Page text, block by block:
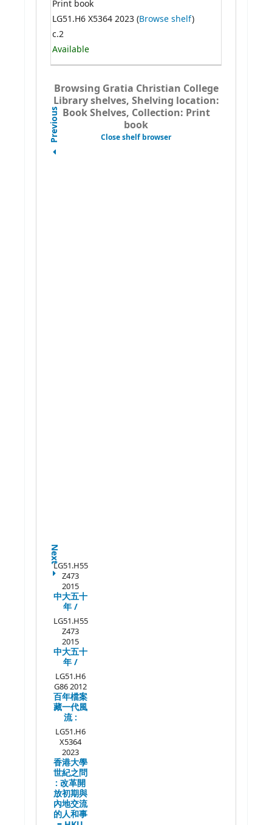
Print book
LG51.H6 X5364 2023 (Browse shelf)
c.2
Available
Browsing Gratia Christian College
Library shelves, Shelving location:
Book Shelves, Collection: Print
book
Close shelf browser
Previous
Next
LG51.H55
Z473
2015
中大五十
年 /
LG51.H55
Z473
2015
中大五十
年 /
LG51.H6
G86 2012
百年檔案
藏一代風
流 :
LG51.H6
X5364
2023
香港大學
世紀之問
: 改革開
放初期與
內地交流
的人和事